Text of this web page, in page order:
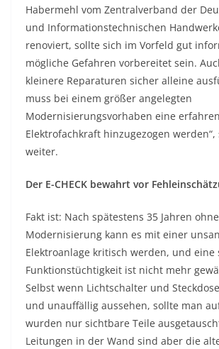
Habermehl vom Zentralverband der
und Informationstechnischen
renoviert, sollte sich im Vorfeld gut
mögliche Gefahren vorbereitet sein.
kleinere Reparaturen sicher alleine
muss bei einem größer angelegten
Modernisierungsvorhaben eine
Elektrofachkraft hinzugezogen
weiter.
Der E-CHECK bewahrt vor
Fakt ist: Nach spätestens 35 Jahren ohne
Modernisierung kann es mit einer
Elektroanlage kritisch werden, und eine
Funktionstüchtigkeit ist nicht mehr
Selbst wenn Lichtschalter und
und unauffällig aussehen, sollte man
wurden nur sichtbare Teile
Leitungen in der Wand sind aber die